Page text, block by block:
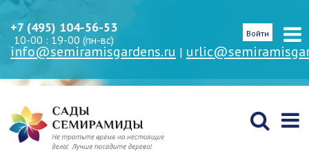
+7 (495) 104-56-53
10-00 : 19-00 (пн-вс)
info@semiramisgardens.ru |
Войти